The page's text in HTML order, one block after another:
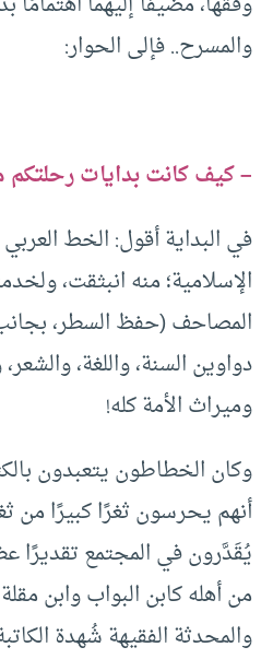
والمسرح.. فإلى الحوار:
– كيف كانت بدايات رحلتكم
في البداية أقول: الخط
الإسلامية؛ منه انبثقت،
المصاحف (حفظ السطر،
دواوين السنة، واللغة،
وميراث الأمة كله!
وكان الخطاطون يتعبدون
أنهم يحرسون ثغرًا كبيرًا من
يُقَدَّرون في المجتمع تقديرًا
من أهله كابن البواب وابن
والمحدثة الفقيهة شُهدة